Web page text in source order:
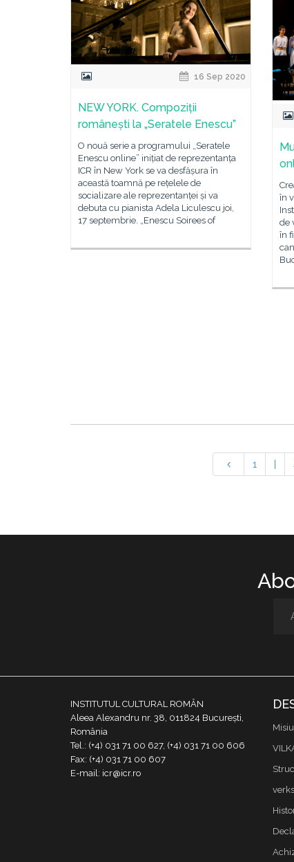
16 Sep 2020
NEW YORK. Compoziții
românești la „Seratele Enescu”
O nouă serie a programului „Seratele
Enescu online” inițiat de reprezentanța
ICR în New York se va desfășura în
această toamnă pe rețelele de
socializare ale reprezentanței și va
debuta cu pianista Adela Liculescu joi,
17 septembrie. „Enescu Soirees of
în
de
în
1
INSTITUTUL CULTURAL ROMÂN
Aleea Alexandru nr. 38, 011824 București,
România
Tel.: (+4) 031 71 00 627, (+4) 031 71 00 606
Fax: (+4) 031 71 00 607
E-mail: icr@icr.ro